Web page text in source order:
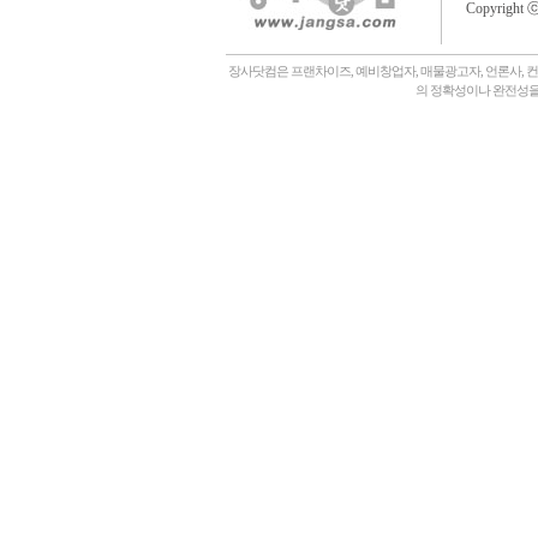
Copyright
장사닷컴은 프랜차이즈, 예비창업자, 매물광고자, 언론사,
의 정확성이나 완전성